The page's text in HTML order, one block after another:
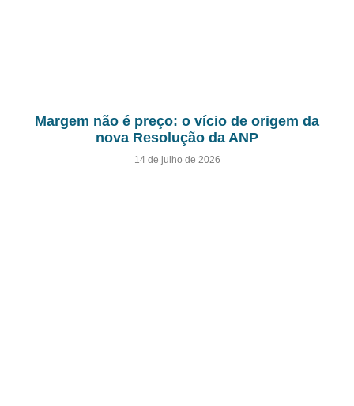
Margem não é preço: o vício de origem da
nova Resolução da ANP
14 de julho de 2026